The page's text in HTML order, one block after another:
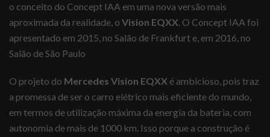
o conceito do Concept IAA em uma nova versão mais
aproximada da realidade, o Vision EQXX. O Concept IAA foi
apresentado em 2015, no Salão de Frankfurt e, em 2016, no
Salão de São Paulo
O projeto do Mercedes Vision EQXX é ambicioso, pois traz
a promessa de ser o carro elétrico mais eficiente do mundo,
em termos de utilização máxima da energia da bateria, com
autonomia de mais de 1000 km. Isso porque a construção é